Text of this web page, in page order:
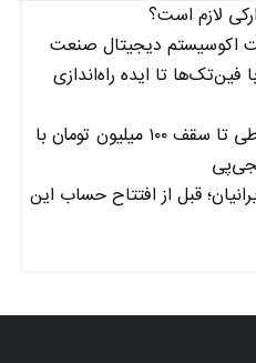
لازم است؟
اکوسیستم دیجیتال صنعت
فین‌تک‌ها تا ایده راه‌اندازی
امکان خرید نقره اقساطی تا سقف ۱۰۰ میلیون تومان با
قبل از افتتاح حساب این